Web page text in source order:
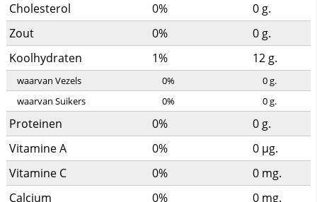
Cholesterol 0% 0g.
Zout
0% 0g.
Koolhydraten
1% 12g.
waarvan Vezels 0% 0g.
waarvan Suikers
0% 0g.
Proteinen 0% 0g.
Vitamine A
0% 0 µg.
Vitamine C
0% 0 mg.
Calcium
0% 0 mg.